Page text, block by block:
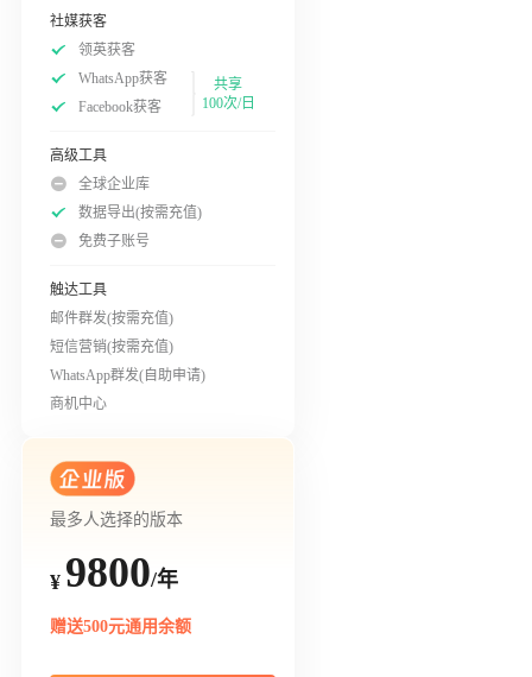
社媒获客
领英获客
WhatsApp获客
Facebook获客
共享
100次/日
高级工具
全球企业库
数据导出(按需充值)
免费子账号
触达工具
邮件群发(按需充值)
短信营销(按需充值)
WhatsApp群发(自助申请)
商机中心
最多人选择的版本
¥ 9800/年
赠送500元通用余额